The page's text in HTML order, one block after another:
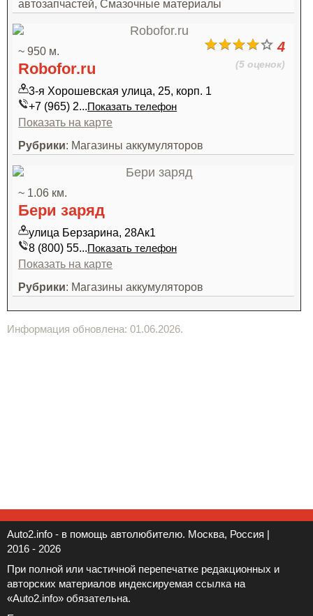
автозапчастей, Смазочные материалы
4
(5 оценок)
~ 950 м.
Robofor.ru
3-я Хорошевская улица, 25, корп. 1
+7 (965) 2...Показать телефон
Показать на карте
Рубрики: Магазины аккумуляторов
~ 1.06 км.
Бери заряд
улица Берзарина, 28Ак1
8 (800) 55...Показать телефон
Показать на карте
Рубрики: Магазины аккумуляторов
Информация обновлена: 01.06.2026.
Auto2.info - в помощь автолюбителю. Москва, Россия |
2016 - 2026
При полной или частичной перепечатке редакционных и
авторских материалов индексируемая ссылка на
«Auto2.info» обязательна.